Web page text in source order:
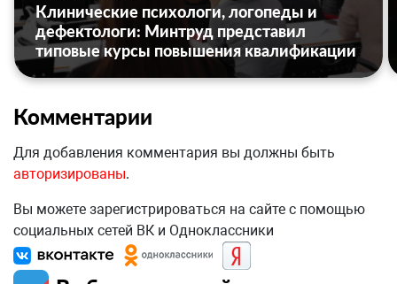
Клинические психологи, логопеды и
дефектологи: Минтруд представил
типовые курсы повышения квалификации
Комментарии
Для добавления комментария вы должны быть
авторизированы.
Вы можете зарегистрироваться на сайте с помощью
социальных сетей ВК и Одноклассники